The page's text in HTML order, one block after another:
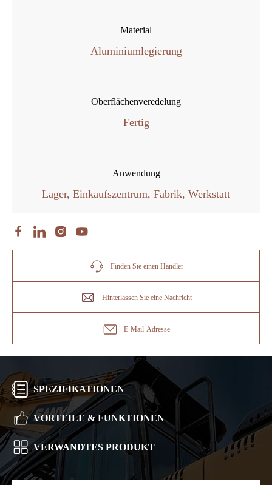
Material
Aluminiumlegierung
Oberflächenveredelung
Fertig
Anwendung
Lager, Einkaufszentrum, Fabrik, Werkstatt
Finden Sie einen Händler
Hinterlassen Sie eine Nachricht
E-Mail-Adresse
SPEZIFIKATIONEN
VORTEILE & FUNKTIONEN
VERWANDTES PRODUKT